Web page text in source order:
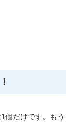
個だけです。もう